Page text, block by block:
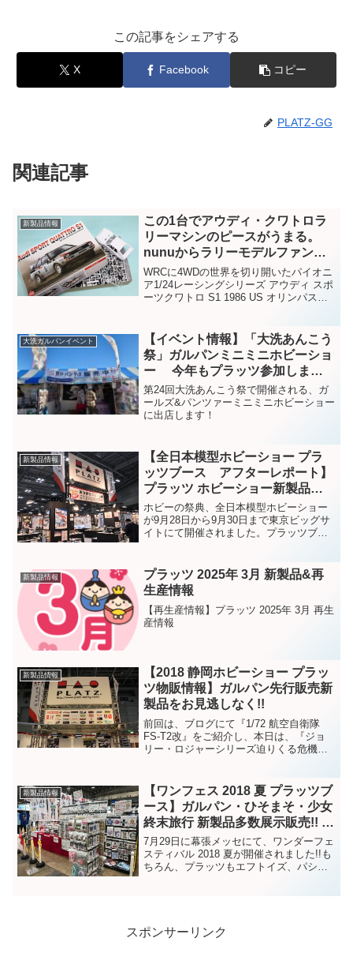
この記事をシェアする
X Facebook コピー
PLATZ-GG
関連記事
新製品情報
この1台でアウディ・クワトロラ
リーマシンのピースがうまる。
nunuからラリーモデルファンに
嬉しい1台が登場です。
WRCに4WDの世界を切り開いたパイオニ
ア1/24レーシングシリーズ アウディ スポ
ーツクワトロ S1 1986 US オリンパスラ
動、4WDの世界を切り開いたのは...
大洗ガルパンイベント
【イベント情報】「大洗あんこう
祭」ガルパンミニミニホビーショ
ー 今年もプラッツ参加しま
す！
第24回大洗あんこう祭で開催される、ガ
ールズ&パンツァーミニミニホビーショー
に出店します！
新製品情報
【全日本模型ホビーショー プラ
ッツブース アフターレポート】
プラッツ ホビーショー新製品の
完成品を多数展示!!
ホビーの祭典、全日本模型ホビーショー
が9月28日から9月30日まで東京ビッグサ
イトにて開催されました。プラッツブー
のホビーショー期間に弊社プラッツブー
スにて公開となった...
新製品情報
プラッツ 2025年 3月 新製品&再
生産情報
【再生産情報】プラッツ 2025年 3月 再生
産情報
新製品情報
【2018 静岡ホビーショー プラッ
ツ物販情報】ガルパン先行販売新
製品をお見逃しなく!!
前回は、ブログにて『1/72 航空自衛隊
FS-T2改』をご紹介し、本日は、『ジョ
リー・ロジャーシリーズ迫りくる危機』
ョーでは、展示品を楽しみにしている方
だけではな...
新製品情報
【ワンフェス 2018 夏 プラッツブ
ース】ガルパン・ひそまそ・少女
終末旅行 新製品多数展示販売!! ワ
ンフェスアフターレポート!
7月29日に幕張メッセにて、ワンダーフェ
スティバル 2018 夏が開催されました!!も
ちろん、プラッツもエフトイズ、パシフ
スポンサーリンク